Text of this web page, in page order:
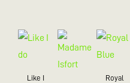
Like I
Royal